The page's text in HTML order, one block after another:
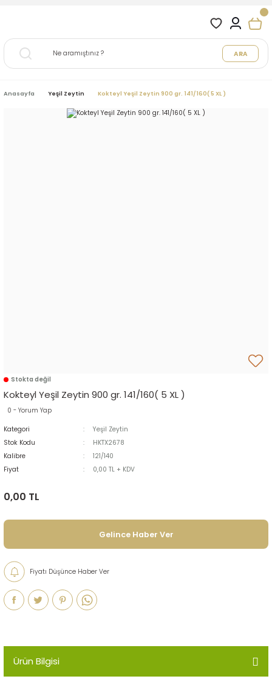
ARA
Anasayfa Yeşil Zeytin Kokteyl Yeşil Zeytin 900 gr. 141/160( 5 XL )
Stokta değil
Kokteyl Yeşil Zeytin 900 gr. 141/160( 5 XL )
0 - Yorum Yap
Kategori
Yeşil Zeytin
Stok Kodu
HKTX2678
Kalibre
121/140
Fiyat
0,00 TL + KDV
0,00 TL
Gelince Haber Ver
Fiyatı Düşünce Haber Ver
Ürün Bilgisi